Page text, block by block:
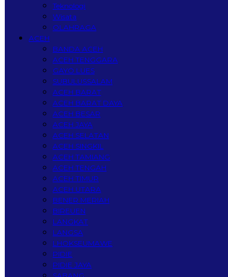
Teknologi
Wisata
OLAHRAGA
ACEH
BANDA ACEH
ACEH TENGGARA
GAYO LUES
SUBULUSSALAM
ACEH BARAT
ACEH BARAT DAYA
ACEH BESAR
ACEH JAYA
ACEH SELATAN
ACEH SINGKIL
ACEH TAMIANG
ACEH TENGAH
ACEH TIMUR
ACEH UTARA
BENER MERIAH
BIREUEN
LANGKAT
LANGSA
LHOKSEUMAWE
PIDIE
PIDIE JAYA